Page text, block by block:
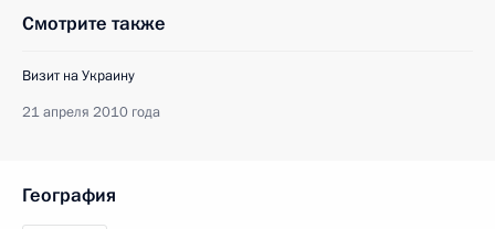
Смотрите также
Визит на Украину
21 апреля 2010 года
География